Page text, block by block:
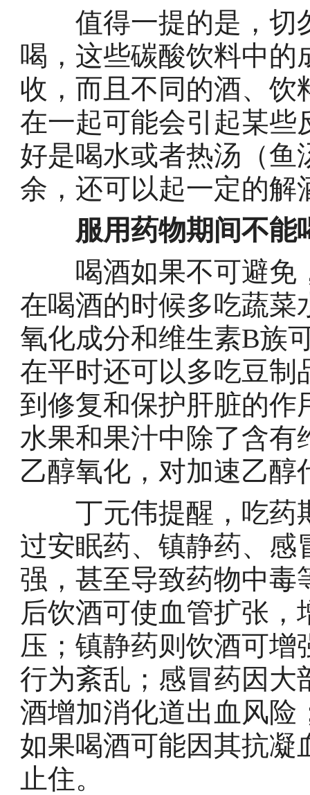
值得一提的是，切
喝，这些碳酸饮料中的
收，而且不同的酒、饮
在一起可能会引起某些
好是喝水或者热汤（鱼
余，还可以起一定的解
服用药物期间不能
喝酒如果不可避免
在喝酒的时候多吃蔬菜
氧化成分和维生素B族
在平时还可以多吃豆制
到修复和保护肝脏的作
水果和果汁中除了含有
乙醇氧化，对加速乙醇
丁元伟提醒，吃药
过安眠药、镇静药、感
强，甚至导致药物中毒
后饮酒可使血管扩张
压；镇静药则饮酒可
行为紊乱；感冒药因大
酒增加消化道出血风险
如果喝酒可能因其抗凝
止住。